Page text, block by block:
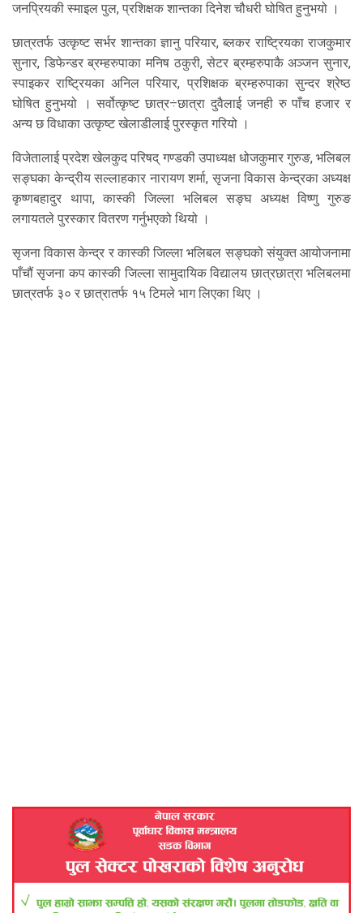
जनप्रियकी स्माइल पुल, प्रशिक्षक शान्तका दिनेश चौधरी घोषित हुनुभयो ।
छात्रतर्फ उत्कृष्ट सर्भर शान्तका ज्ञानु परियार, ब्लकर राष्ट्रियका राजकुमार
सुनार, डिफेन्डर ब्रम्हरुपाका मनिष ठकुरी, सेटर ब्रम्हरुपाकै अञ्जन सुनार,
स्पाइकर राष्ट्रियका अनिल परियार, प्रशिक्षक ब्रम्हरुपाका सुन्दर श्रेष्ठ
घोषित हुनुभयो । सर्वोत्कृष्ट छात्र÷छात्रा दुवैलाई जनही रु पाँच हजार र
अन्य छ विधाका उत्कृष्ट खेलाडीलाई पुरस्कृत गरियो ।
विजेतालाई प्रदेश खेलकुद परिषद् गण्डकी उपाध्यक्ष धोजकुमार गुरुङ, भलिबल
सङ्घका केन्द्रीय सल्लाहकार नारायण शर्मा, सृजना विकास केन्द्रका अध्यक्ष
कृष्णबहादुर थापा, कास्की जिल्ला भलिबल सङ्घ अध्यक्ष विष्णु गुरुङ
लगायतले पुरस्कार वितरण गर्नुभएको थियो ।
सृजना विकास केन्द्र र कास्की जिल्ला भलिबल सङ्घको संयुक्त आयोजनामा
पाँचौं सृजना कप कास्की जिल्ला सामुदायिक विद्यालय छात्रछात्रा भलिबलमा
छात्रतर्फ ३० र छात्रातर्फ १५ टिमले भाग लिएका थिए ।